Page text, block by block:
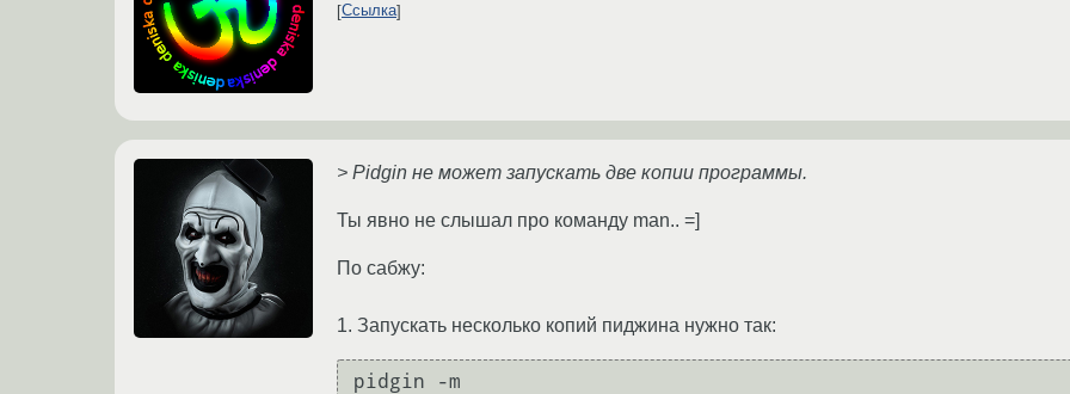
Ссылка
> Pidgin не может запускать две копии программы.
Ты явно не слышал про команду man.. =]
По сабжу:
1. Запускать несколько копий пиджина нужно так:
pidgin -m